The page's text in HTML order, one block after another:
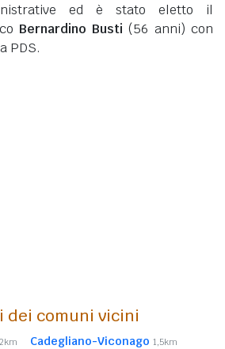
ed è stato eletto il
Bernardino Busti (56 anni) con
PDS.
dei comuni vicini
Cadegliano-Viconago 1,5km